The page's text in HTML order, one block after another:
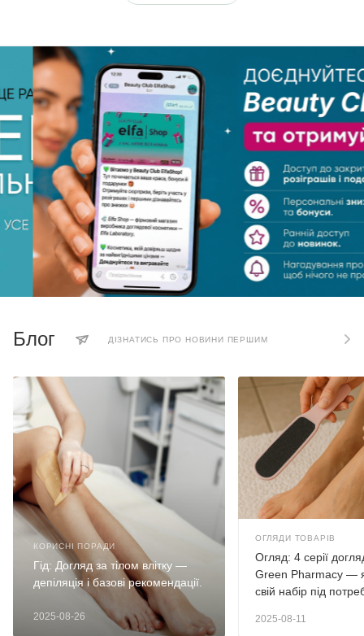
Блог ДІЗНАТИСЬ ПРО НОВИНИ ПЕРШИМ
КОРИСНІ ПОРАДИ
2025-08-26
Гід: Догляд за тілом влітку —
депіляція і базові рекомендації.
ОГЛЯДИ ТОВАРІВ
2025-08-11
Огляд: 4 серії
Green Pharmacy —
свій набір під